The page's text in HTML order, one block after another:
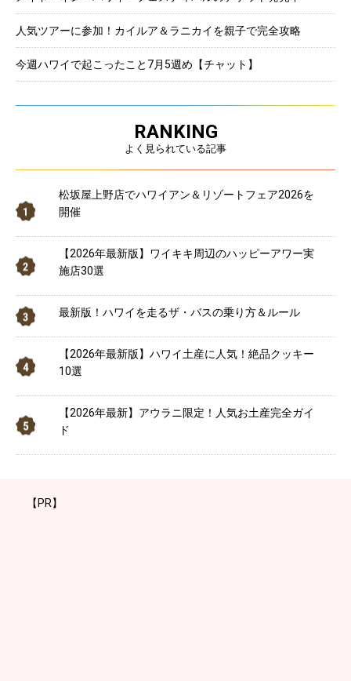
人気ツアーに参加！カイルア＆ラニカイを親子で完全攻略
今週ハワイで起こったこと7月5週め【チャット】
RANKING
よく見られている記事
松坂屋上野店でハワイアン＆リゾートフェア2026を
開催
【2026年最新版】ワイキキ周辺のハッピーアワー実
施店30選
最新版！ハワイを走るザ・バスの乗り方＆ルール
【2026年最新版】ハワイ土産に人気！絶品クッキー
10選
【2026年最新】アウラニ限定！人気お土産完全ガイ
ド
【PR】